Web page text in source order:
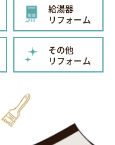
給湯器
リフォーム
その他
リフォーム